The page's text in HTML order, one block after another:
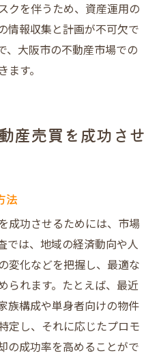
クを伴うため、資産運用の
情報収集と計画が不可欠で
、大阪市の不動産市場での
す。
産売買を成功させ
法
成功させるためには、市場
では、地域の経済動向や人
変化などを把握し、最適な
られます。たとえば、最近
族構成や単身者向けの物件
定し、それに応じたプロモ
の成功率を高めることがで